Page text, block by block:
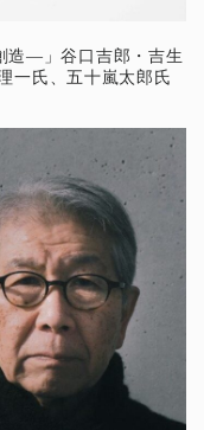
造―」谷口吉郎・吉生
一氏、五十嵐太郎氏